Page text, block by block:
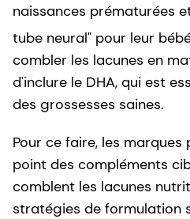
naissances prématurées
tube neural" pour leur
combler les lacunes en
d'inclure le DHA, qui est
des grossesses saines.
Pour ce faire, les
point des compléments
comblent les lacunes
stratégies de formulation